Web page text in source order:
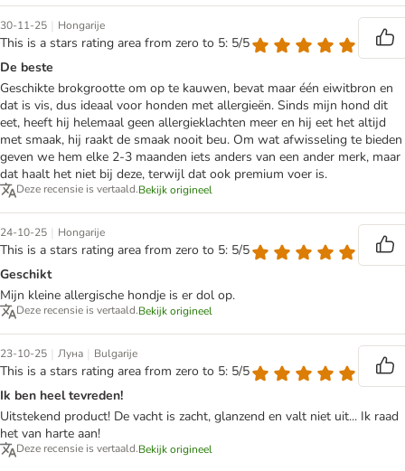
30-11-25 | Hongarije
This is a stars rating area from zero to 5: 5/5
De beste
Geschikte brokgrootte om op te kauwen, bevat maar één eiwitbron en
dat is vis, dus ideaal voor honden met allergieën. Sinds mijn hond dit
eet, heeft hij helemaal geen allergieklachten meer en hij eet het altijd
met smaak, hij raakt de smaak nooit beu. Om wat afwisseling te bieden
geven we hem elke 2-3 maanden iets anders van een ander merk, maar
dat haalt het niet bij deze, terwijl dat ook premium voer is.
Deze recensie is vertaald.Bekijk origineel
24-10-25 | Hongarije
This is a stars rating area from zero to 5: 5/5
Geschikt
Mijn kleine allergische hondje is er dol op.
Deze recensie is vertaald.Bekijk origineel
23-10-25 | Луна | Bulgarije
This is a stars rating area from zero to 5: 5/5
Ik ben heel tevreden!
Uitstekend product! De vacht is zacht, glanzend en valt niet uit... Ik raad
het van harte aan!
Deze recensie is vertaald.Bekijk origineel